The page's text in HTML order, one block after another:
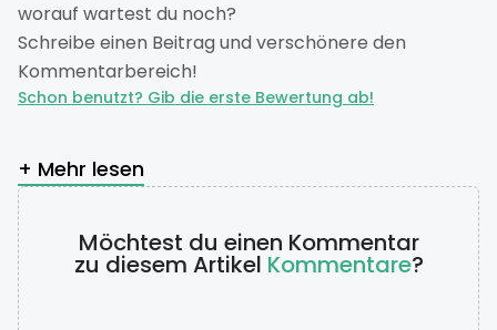
worauf wartest du noch?
Schreibe einen Beitrag und verschönere den
Kommentarbereich!
Schon benutzt? Gib die erste Bewertung ab!
+ Mehr lesen
Möchtest du einen Kommentar
zu diesem Artikel Kommentare?